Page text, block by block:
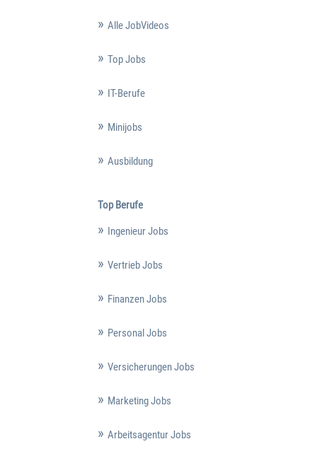
Alle JobVideos
Top Jobs
IT-Berufe
Minijobs
Ausbildung
Top Berufe
Ingenieur Jobs
Vertrieb Jobs
Finanzen Jobs
Personal Jobs
Versicherungen Jobs
Marketing Jobs
Arbeitsagentur Jobs